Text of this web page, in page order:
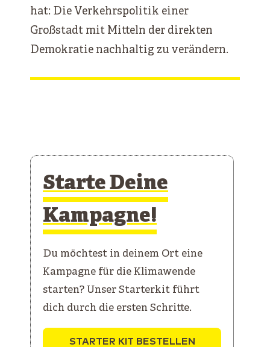
hat: Die Verkehrspolitik einer
Großstadt mit Mitteln der direkten
Demokratie nachhaltig zu verändern.
Starte Deine
Kampagne!
Du möchtest in deinem Ort eine
Kampagne für die Klimawende
starten? Unser Starterkit führt
dich durch die ersten Schritte.
STARTER KIT BESTELLEN